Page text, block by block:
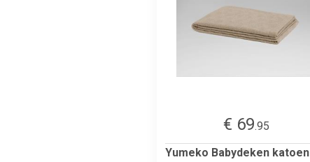
€ 69.95
Yumeko Babydeken katoen